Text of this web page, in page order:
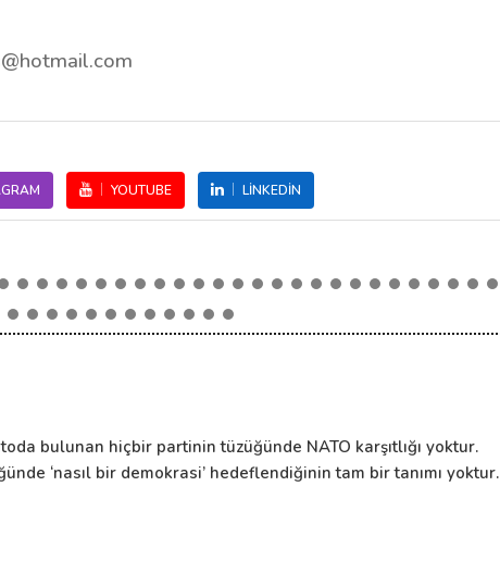
YOUTUBE LINKEDIN
bulunan hiçbir partinin tüzüğünde NATO karşıtlığı yoktur.
‘nasıl bir demokrasi’ hedeflendiğinin tam bir tanımı yoktur.